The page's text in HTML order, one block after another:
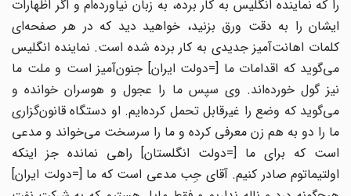
را که نماینده انگلیس به کار برده، به زبان نیاورده‌ام و اگر اظهارات
ایشان را به دقت ورق بزنید، خواهید دید که در هر صفحه‌ای
کلمات اهانت‌آمیز جدیدی به کار برده شده است. نماینده انگلیس
می‌گوید که اقدامات ما [=دولت ایران] جنون‌آمیز است و ملت ما
نیز گول خورده‌اند. وی سپس ما را عجول و هوسران خوانده و
می‌گوید که وضع را غیرقابل تحمل کرده‌ایم. او دستگاه قانون‌گزاری
ما را دو به هم زن معرفی کرده و ما را سرسخت می‌خواند و مدعی
است که برای ما [=دولت انگلستان] راهی نمانده جز اینکه
اولتیماتوم صادر کنیم. آقای جِب مدعی است که ما [=دولت ایران]